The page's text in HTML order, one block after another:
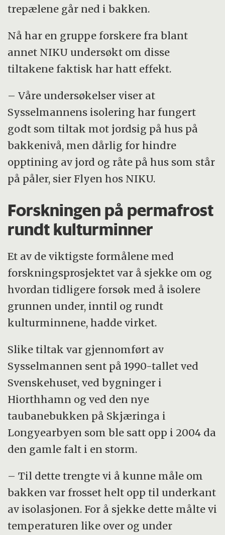
trepælene går ned i bakken.
Nå har en gruppe forskere fra blant
annet NIKU undersøkt om disse
tiltakene faktisk har hatt effekt.
– Våre undersøkelser viser at
Sysselmannens isolering har fungert
godt som tiltak mot jordsig på hus på
bakkenivå, men dårlig for hindre
opptining av jord og råte på hus som står
på påler, sier Flyen hos NIKU.
Forskningen på permafrost
rundt kulturminner
Et av de viktigste formålene med
forskningsprosjektet var å sjekke om og
hvordan tidligere forsøk med å isolere
grunnen under, inntil og rundt
kulturminnene, hadde virket.
Slike tiltak var gjennomført av
Sysselmannen sent på 1990-tallet ved
Svenskehuset, ved bygninger i
Hiorthhamn og ved den nye
taubanebukken på Skjæringa i
Longyearbyen som ble satt opp i 2004 da
den gamle falt i en storm.
– Til dette trengte vi å kunne måle om
bakken var frosset helt opp til underkant
av isolasjonen. For å sjekke dette målte vi
temperaturen like over og under